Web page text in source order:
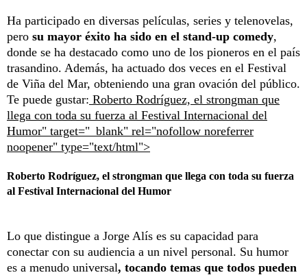
Ha participado en diversas películas, series y telenovelas,
pero su mayor éxito ha sido en el stand-up comedy,
donde se ha destacado como uno de los pioneros en el país
trasandino. Además, ha actuado dos veces en el Festival
de Viña del Mar, obteniendo una gran ovación del público.
Te puede gustar: Roberto Rodríguez, el strongman que
llega con toda su fuerza al Festival Internacional del
Humor" target="_blank" rel="nofollow noreferrer
noopener" type="text/html">
Roberto Rodríguez, el strongman que llega con toda su fuerza
al Festival Internacional del Humor
Lo que distingue a Jorge Alís es su capacidad para
conectar con su audiencia a un nivel personal. Su humor
es a menudo universal, tocando temas que todos pueden